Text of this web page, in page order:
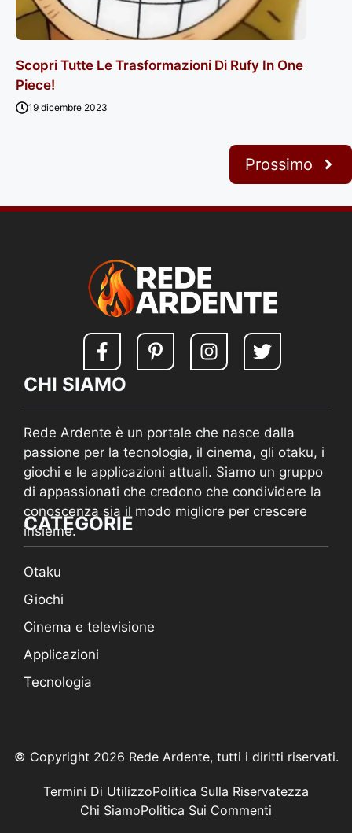
Scopri Tutte Le Trasformazioni Di Rufy In One
Piece!
19 dicembre 2023
Prossimo
CHI SIAMO
Rede Ardente è un portale che nasce dalla
passione per la tecnologia, il cinema, gli otaku, i
giochi e le applicazioni attuali. Siamo un gruppo
di appassionati che credono che condividere la
conoscenza sia il modo migliore per crescere
insieme.
CATEGORIE
Otaku
Giochi
Cinema e televisione
Applicazioni
Tecnologia
© Copyright 2026 Rede Ardente, tutti i diritti riservati.
Politica Sulla Riservatezza
Termini Di Utilizzo
Politica Sui Commenti
Chi Siamo